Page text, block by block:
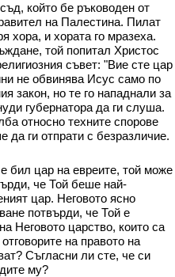
който бе ръководен от
на Палестина. Пилат
хора, и хората го мразеха.
той попитал Христос
съвет: "Вие сте цар
не обвинява Исус само по
закон, но те го нападнали за
губернатора да ги слуша.
относно техните спорове
ги отпрати с безразличие.
бил цар на евреите, той може
че Той беше най-
цар. Неговото ясно
потвърди, че Той е
Неговото царство, които са
на правото на
Съгласни ли сте, че си
му?